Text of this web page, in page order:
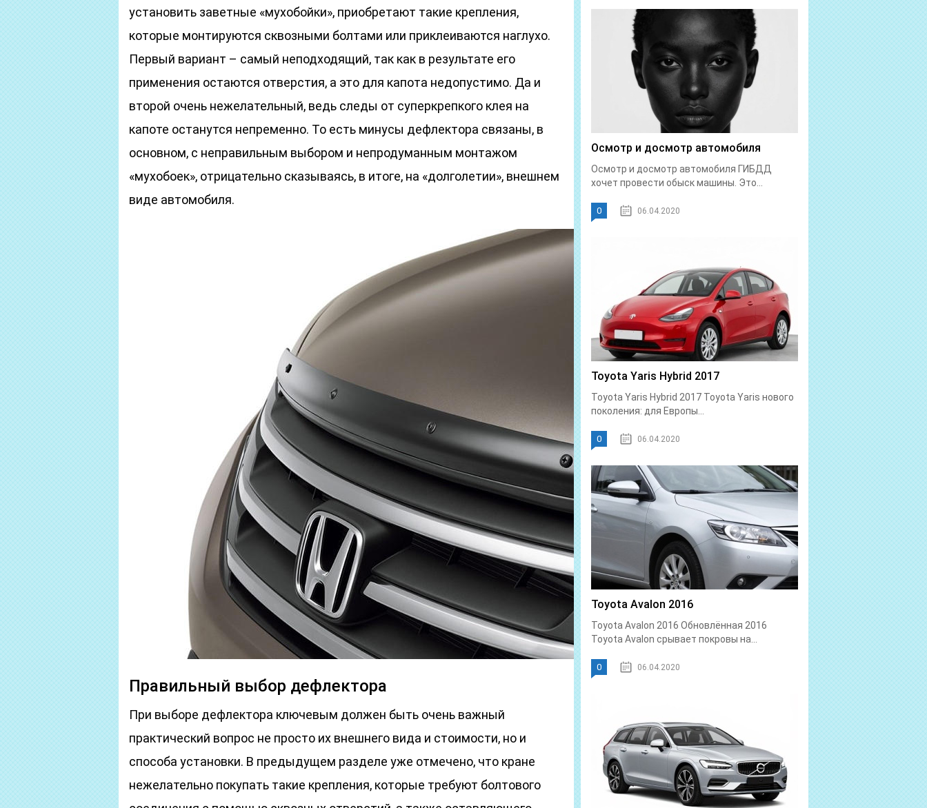
установить заветные «мухобойки», приобретают такие крепления,
которые монтируются сквозными болтами или приклеиваются наглухо.
Первый вариант – самый неподходящий, так как в результате его
применения остаются отверстия, а это для капота недопустимо. Да и
второй очень нежелательный, ведь следы от суперкрепкого клея на
капоте останутся непременно. То есть минусы дефлектора связаны, в
основном, с неправильным выбором и непродуманным монтажом
«мухобоек», отрицательно сказываясь, в итоге, на «долголетии», внешнем
виде автомобиля.
Правильный выбор дефлектора
При выборе дефлектора ключевым должен быть очень важный
практический вопрос не просто их внешнего вида и стоимости, но и
способа установки. В предыдущем разделе уже отмечено, что кране
нежелательно покупать такие крепления, которые требуют болтового
Осмотр и досмотр автомобиля
Осмотр и досмотр автомобиля ГИБДД
хочет провести обыск машины. Это...
0 06.04.2020
Toyota Yaris Hybrid 2017
Toyota Yaris Hybrid 2017 Toyota Yaris нового
поколения: для Европы...
0 06.04.2020
Toyota Avalon 2016
Toyota Avalon 2016 Обновлённая 2016
Toyota Avalon срывает покровы на...
0 06.04.2020